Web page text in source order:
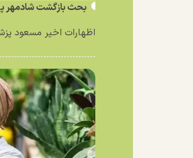
بحث بازگشت شادمهر
اظهارات اخیر مسعود